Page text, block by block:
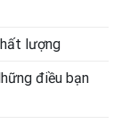
lượng
điều bạn